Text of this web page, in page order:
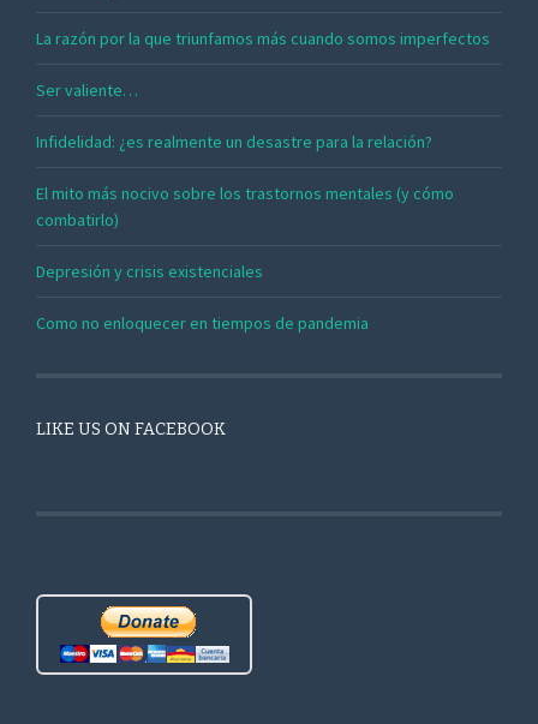
La razón por la que triunfamos más cuando somos imperfectos
Ser valiente…
Infidelidad: ¿es realmente un desastre para la relación?
El mito más nocivo sobre los trastornos mentales (y cómo
combatirlo)
Depresión y crisis existenciales
Como no enloquecer en tiempos de pandemia
LIKE US ON FACEBOOK